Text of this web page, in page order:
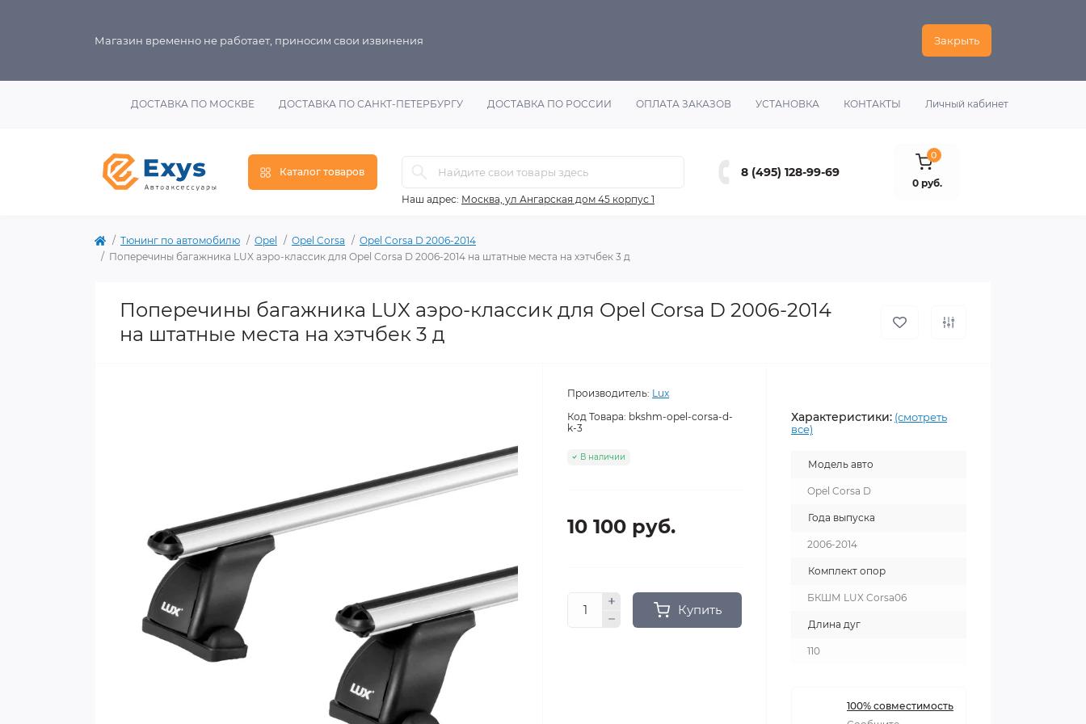
Магазин временно не работает, приносим свои извинения Закрыть
ДОСТАВКА ПО МОСКВЕ ДОСТАВКА ПО САНКТ-ПЕТЕРБУРГУ ДОСТАВКА ПО РОССИИ ОПЛАТА ЗАКАЗОВ УСТАНОВКА КОНТАКТЫ Личный кабинет
Каталог товаров
Наш адрес: Москва, ул Ангарская дом 45 корпус 1
8 (495) 128-99-69
0
0 руб.
Тюнинг по автомобилю Opel Opel Corsa
Opel Corsa D 2006-2014
Поперечины багажника LUX аэро-классик для Opel Corsa D 2006-2014 на штатные места на хэтчбек 3 д
Поперечины багажника LUX аэро-классик для Opel Corsa D 2006-2014
на штатные места на хэтчбек 3 д
Производитель: Lux
Код Товара: bkshm-opel-corsa-d-
k-3
В наличии
10 100 руб.
Купить
Характеристики: (смотреть
все)
Модель авто
Opel Corsa D
Года выпуска
2006-2014
Комплект опор
БКШМ LUX Corsa06
Длина дуг
110
100% совместимость